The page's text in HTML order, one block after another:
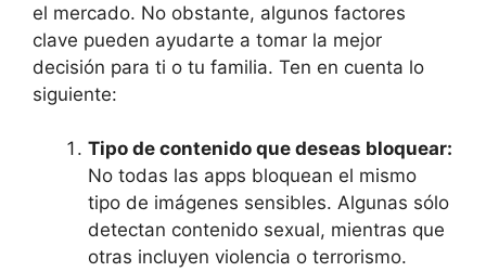
el mercado. No obstante, algunos factores
clave pueden ayudarte a tomar la mejor
decisión para ti o tu familia. Ten en cuenta lo
siguiente:
Tipo de contenido que deseas bloquear:
No todas las apps bloquean el mismo
tipo de imágenes sensibles. Algunas sólo
detectan contenido sexual, mientras que
otras incluyen violencia o terrorismo.